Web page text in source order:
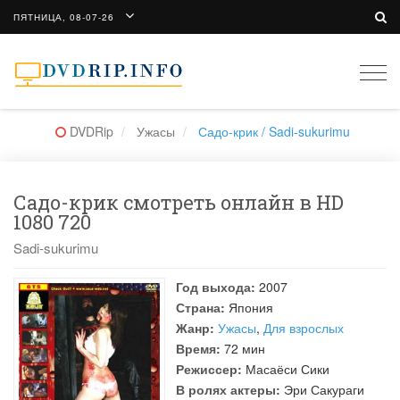
ПЯТНИЦА, 08-07-26
DVDRip Ужасы Садо-крик / Sadi-sukurimu
Садо-крик смотреть онлайн в HD
1080 720
Sadi-sukurimu
Год выхода: 2007
Страна: Япония
Жанр: Ужасы, Для взрослых
Время: 72 мин
Режиссер: Масаёси Сики
В ролях актеры: Эри Сакураги